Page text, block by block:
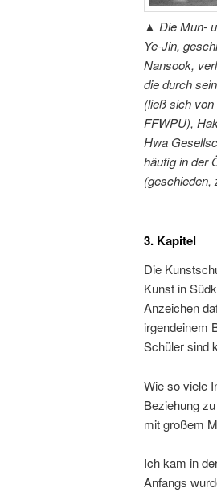
▲ Die Mun-
Ye-Jin,
Nansook,
die durch
(ließ sich
FFWPU),
Hwa
häufig in der
(geschieden,
3. Kapitel
Die
Kunst in
Anzeichen
irgendeinem
Schüler sind
Wie so viele
Beziehung
mit großem
Ich kam in
Anfangs